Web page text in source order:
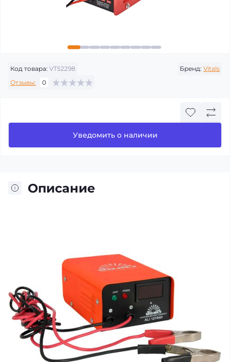
Код товара: VT52298 Бренд: Vitals
Отзывы:
0
Уведомить о наличии
Описание